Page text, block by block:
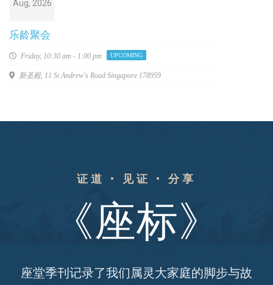
Aug, 2026
乐龄聚会
Friday, 10:30 am - 1:00 pm UPCOMING
新圣殿, 11 St Andrew's Road Singapore 178959
证道 • 见证 • 分享
《座标》
座堂季刊记录了我们属灵大家庭的脚步与故